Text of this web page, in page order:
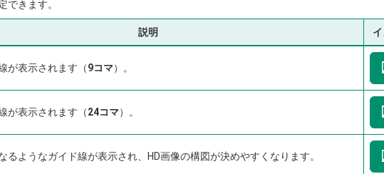
できます。
説明
が表示されます（9コマ）。
が表示されます（24コマ）。
るようなガイド線が表示され、HD画像の構図が決めやすくなります。